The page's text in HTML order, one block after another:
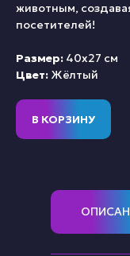
животным,
посетителей!
Размер: 40х27 см
Цвет: Жёлтый
В КОРЗИНУ